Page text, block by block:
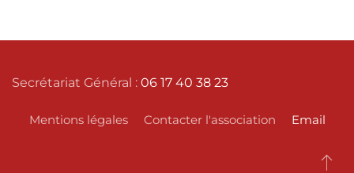
Secrétariat Général : 06 17 40 38 23
Mentions légales Contacter l'association Email